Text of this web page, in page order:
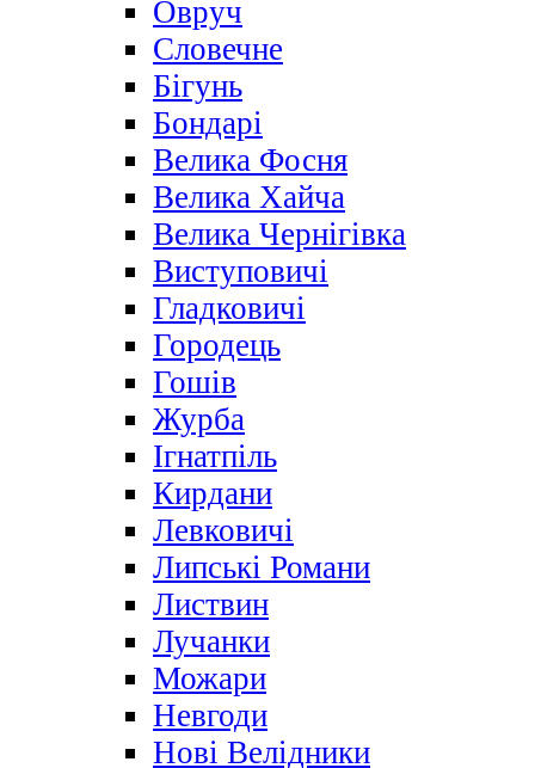
Овруч
Словечне
Бігунь
Бондарі
Велика Фосня
Велика Хайча
Велика Чернігівка
Виступовичі
Гладковичі
Городець
Гошів
Журба
Ігнатпіль
Кирдани
Левковичі
Липські Романи
Листвин
Лучанки
Можари
Невгоди
Нові Велідники